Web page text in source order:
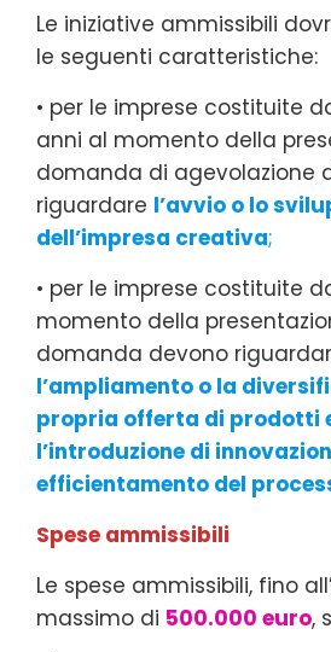
Le iniziative ammissibili
le seguenti caratteristiche:
• per le imprese costituite
anni al momento della
domanda di agevolazione
riguardare l’avvio o lo
dell’impresa creativa;
• per le imprese costituite
momento della
domanda devono
l’ampliamento o la
propria offerta di prodotti
l’introduzione di
efficientamento del
Spese ammissibili
Le spese ammissibili, fino
massimo di 500.000 euro,